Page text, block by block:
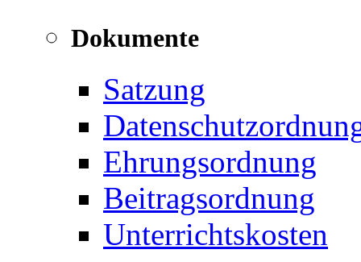
Dokumente
Satzung
Ehrungsordnung
Beitragsordnung
Unterrichtskosten